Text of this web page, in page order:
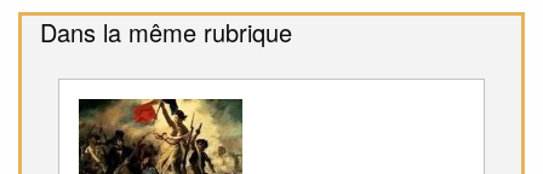
Dans la même rubrique